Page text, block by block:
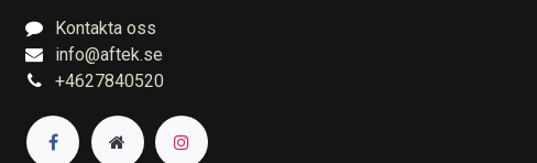
Kontakta oss
info@aftek.se
+4627840520